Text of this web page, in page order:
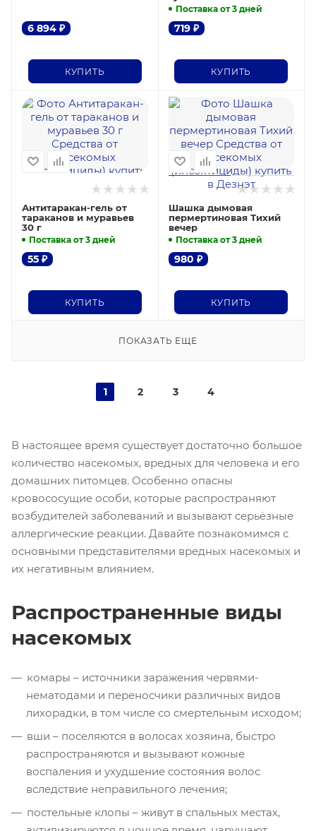
6 894 ₽
КУПИТЬ
Поставка от 3 дней
719₽
КУПИТЬ
Антитаракан-гель от
тараканов и муравьев
30 г
Поставка от 3 дней
55 ₽
КУПИТЬ
Шашка дымовая
пермертиновая Тихий
вечер
Поставка от 3 дней
980 ₽
КУПИТЬ
ПОКАЗАТЬ ЕЩЕ
1 2 3 4
В настоящее время существует достаточно большое
количество насекомых, вредных для человека и его
домашних питомцев. Особенно опасны
кровососущие особи, которые распространяют
возбудителей заболеваний и вызывают серьёзные
аллергические реакции. Давайте познакомимся с
основными представителями вредных насекомых и
их негативным влиянием.
Распространенные виды
насекомых
комары – источники заражения червями-
нематодами и переносчики различных видов
лихорадки, в том числе со смертельным исходом;
вши – поселяются в волосах хозяина, быстро
распространяются и вызывают кожные
воспаления и ухудшение состояния волос
вследствие неправильного лечения;
постельные клопы – живут в спальных местах,